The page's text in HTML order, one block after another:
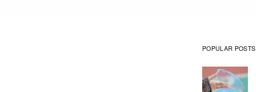
POPULAR POSTS